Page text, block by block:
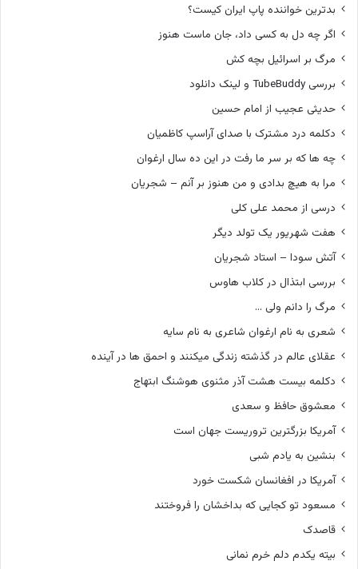
بدترین خواننده پاپ ایران کیست؟
اگر چه دل به کسی داد، جان ماست هنوز
مرگ بر اسرائیل بچه کش
بررسی TubeBuddy و لینک دانلود
حدیثی عجیب از امام حسین
دکلمه درد مشترک با صدای آراسپ کاظمیان
چه ها که بر سر ما رفت در این ده سال ارغوان
مرا به هیچ بدادی و من هنوز بر آنم – شجریان
درسی از محمد علی کلی
هفت شهریور یک تولد دیگر
آتش سودا – استاد شجریان
بررسی ابتذال در کلاب هاوس
مرگ را دانم ولی …
شعری به نام ارغوان شاعری به نام سایه
عقلای عالم در گذشته زندگی میکنند و احمق ها در آینده
دکلمه بیست هشت آذر مثنوی هوشنگ ابتهاج
معشوق حافظ و سعدی
آمریکا بزرگترین تروریست جهان است
بنشین به یادم شبی
آمریکا در افغانسان شکست خورد
مسعود تو کجایی که بداخشان را فروختند
قاصدک
بیته یکدم دلم خرم نمانی